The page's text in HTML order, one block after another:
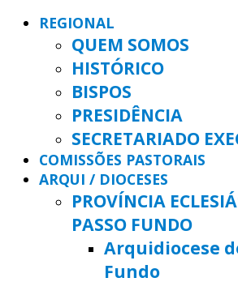
REGIONAL
QUEM SOMOS
HISTÓRICO
BISPOS
PRESIDÊNCIA
SECRETARIADO
COMISSÕES PASTORAIS
ARQUI / DIOCESES
PROVÍNCIA
PASSO FUNDO
Arquidiocese
Fundo